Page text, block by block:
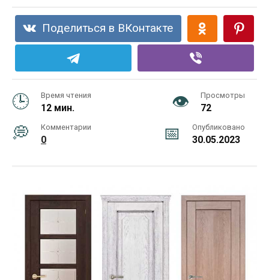
Поделиться в ВКонтакте
Время чтения
12 мин.
Просмотры
72
Комментарии
0
Опубликовано
30.05.2023